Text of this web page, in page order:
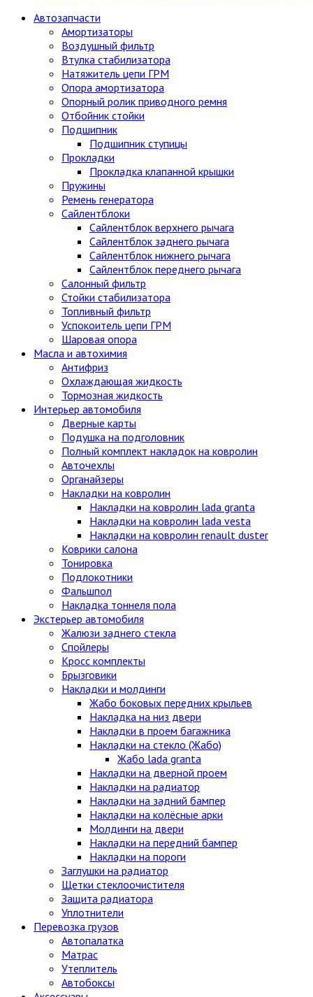
Автозапчасти
Амортизаторы
Воздушный фильтр
Втулка стабилизатора
Натяжитель цепи ГРМ
Опора амортизатора
Опорный ролик приводного ремня
Отбойник стойки
Подшипник
Подшипник ступицы
Прокладки
Прокладка клапанной крышки
Пружины
Ремень генератора
Сайлентблоки
Сайлентблок верхнего рычага
Сайлентблок заднего рычага
Сайлентблок нижнего рычага
Сайлентблок переднего рычага
Салонный фильтр
Стойки стабилизатора
Топливный фильтр
Успокоитель цепи ГРМ
Шаровая опора
Масла и автохимия
Антифриз
Охлаждающая жидкость
Тормозная жидкость
Интерьер автомобиля
Дверные карты
Подушка на подголовник
Полный комплект накладок на ковролин
Авточехлы
Органайзеры
Накладки на ковролин
Накладки на ковролин lada granta
Накладки на ковролин lada vesta
Накладки на ковролин renault duster
Коврики салона
Тонировка
Подлокотники
Фальшпол
Накладка тоннеля пола
Экстерьер автомобиля
Жалюзи заднего стекла
Спойлеры
Кросс комплекты
Брызговики
Накладки и молдинги
Жабо боковых передних крыльев
Накладка на низ двери
Накладки в проем багажника
Накладки на стекло (Жабо)
Жабо lada granta
Накладки на дверной проем
Накладки на радиатор
Накладки на задний бампер
Накладки на колёсные арки
Молдинги на двери
Накладки на передний бампер
Накладки на пороги
Заглушки на радиатор
Щетки стеклоочистителя
Защита радиатора
Уплотнители
Перевозка грузов
Автопалатка
Матрас
Утеплитель
Автобоксы